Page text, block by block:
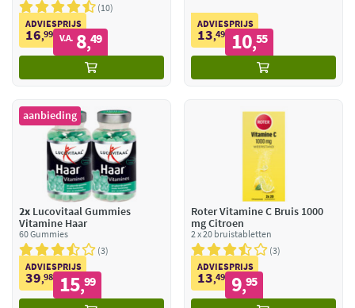
10
ADVIESPRIJS
16,99 V.A. 8,49
ADVIESPRIJS
13,49 10,55
aanbieding
2x Lucovitaal Gummies
Vitamine Haar
60 Gummies
3
ADVIESPRIJS
39,98 15,99
Roter Vitamine C Bruis 1000
mg Citroen
2 x 20 bruistabletten
3
ADVIESPRIJS
13,49 9,95